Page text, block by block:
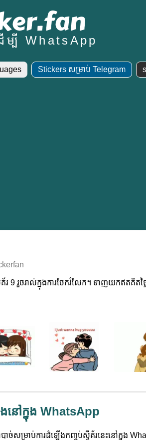
ម្បី WhatsApp
Stickers សម្រាប់ Telegram
រ 9 រួចរាល់ក្នុងការចែករំលែក។ ទាញយកឥតគិតថ្
ៅក្នុង WhatsApp
បាច់សម្រាប់ការដំឡើងកញ្ចប់ស្ទីគ័រនេះនៅក្នុង